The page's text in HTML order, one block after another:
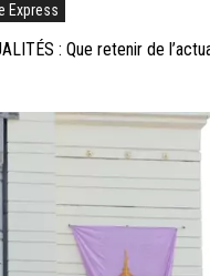
Express
: Que retenir de